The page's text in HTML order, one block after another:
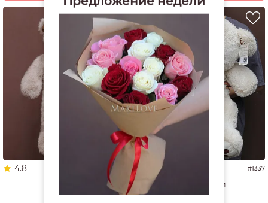
4.8
3 680р.
4.9 #1337
Мишка 60 см
4 940